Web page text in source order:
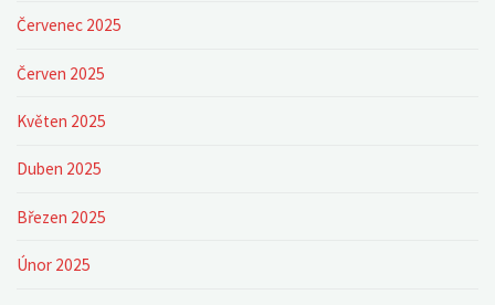
Červenec 2025
Červen 2025
Květen 2025
Duben 2025
Březen 2025
Únor 2025